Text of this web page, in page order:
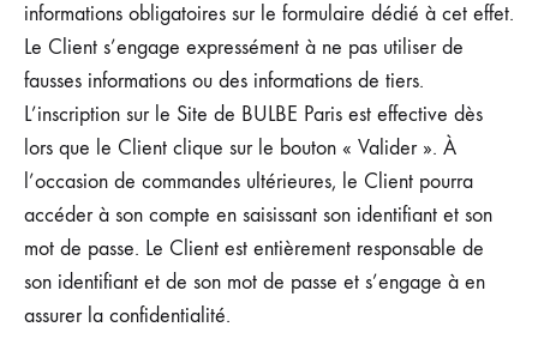
informations obligatoires sur le formulaire dédié à cet effet.
Le Client s’engage expressément à ne pas utiliser de
fausses informations ou des informations de tiers.
L’inscription sur le Site de BULBE Paris est effective dès
lors que le Client clique sur le bouton « Valider ». À
l’occasion de commandes ultérieures, le Client pourra
accéder à son compte en saisissant son identifiant et son
mot de passe. Le Client est entièrement responsable de
son identifiant et de son mot de passe et s’engage à en
assurer la confidentialité.